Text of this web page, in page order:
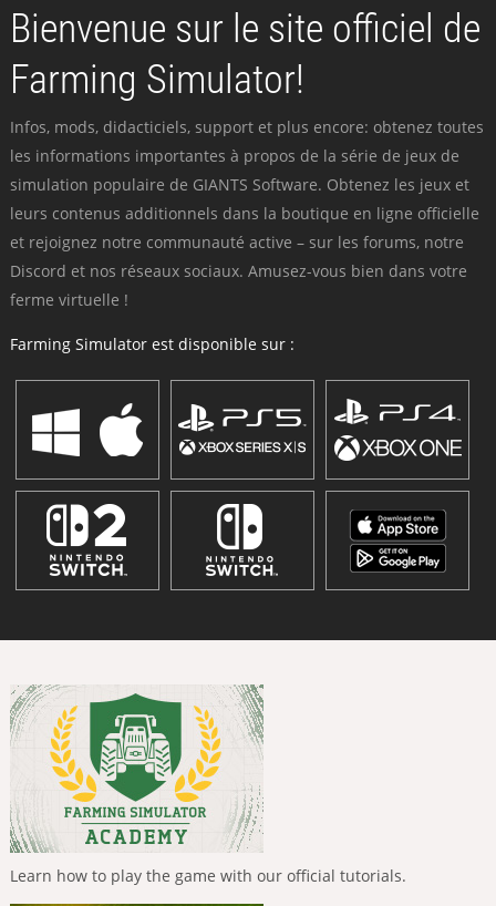
Bienvenue sur le site officiel de
Farming Simulator!
Infos, mods, didacticiels, support et plus encore: obtenez toutes
les informations importantes à propos de la série de jeux de
simulation populaire de GIANTS Software. Obtenez les jeux et
leurs contenus additionnels dans la boutique en ligne officielle
et rejoignez notre communauté active – sur les forums, notre
Discord et nos réseaux sociaux. Amusez-vous bien dans votre
ferme virtuelle !
Farming Simulator est disponible sur :
Learn how to play the game with our official tutorials.